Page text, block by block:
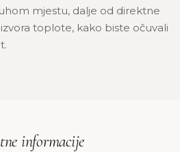
mjestu, dalje od direktne
toplote, kako biste očuvali
informacije